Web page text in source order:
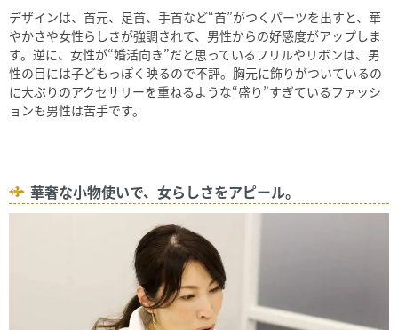
デザインは、首元、足首、手首など“首”がつくパーツを出すと、華
やかさや女性らしさが強調されて、男性からの好感度がアップしま
す。逆に、女性が“婚活向き”だと思っているフリルやリボンは、男
性の目には子どもっぽく映るので不評。胸元に飾りがついているの
に大ぶりのアクセサリーを重ねるような“盛り”すぎているファッシ
ョンも男性は苦手です。
華奢な小物使いで、女らしさをアピール。